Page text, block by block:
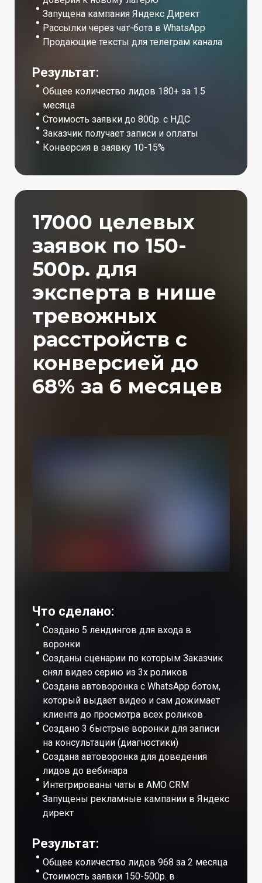
Запущена кампания Яндекс Директ
Рассылки через чат-бота в WhatsApp
Продающие тексты для телеграм канала
Результат:
Общее количество лидов 180+ за 1.5
месяца
Стоимость заявки до 800р. с НДС
Заказчик получает записи и оплаты
Конверсия в заявку 10-15%
17000 целевых
заявок по 150-
500р. для
эксперта в нише
тревожных
расстройств с
конверсией до
68% за 6 месяцев
Что сделано:
Создано 5 лендингов для входа в
воронки
Созданы сценарии по которым Заказчик
снял видео серию из 3х роликов
Создана автоворонка с WhatsApp ботом,
который выдает видео и сам дожимает
клиента до просмотра всех роликов
Создано 3 быстрые воронки для записи
на консультации (диагностики)
Создана автоворонка для доведения
лидов до вебинара
Интегрированы чаты в АМО CRM
Запущены рекламные кампании в Яндекс
директ
Результат:
Общее количество лидов 968 за 2 месяца
Стоимость заявки 150-500р. в